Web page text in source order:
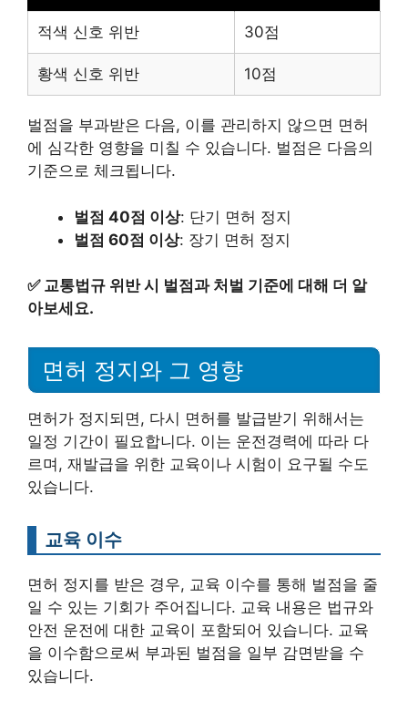
적색 신호 위반 30점
황색 신호 위반 10점
벌점을 부과받은 다음, 이를 관리하지 않으면 면허
에 심각한 영향을 미칠 수 있습니다. 벌점은 다음의
기준으로 체크됩니다.
벌점 40점 이상: 단기 면허 정지
벌점 60점 이상: 장기 면허 정지
✅ 교통법규 위반 시 벌점과 처벌 기준에 대해 더 알
아보세요.
면허 정지와 그 영향
면허가 정지되면, 다시 면허를 발급받기 위해서는
일정 기간이 필요합니다. 이는 운전경력에 따라 다
르며, 재발급을 위한 교육이나 시험이 요구될 수도
있습니다.
교육 이수
면허 정지를 받은 경우, 교육 이수를 통해 벌점을 줄
일 수 있는 기회가 주어집니다. 교육 내용은 법규와
안전 운전에 대한 교육이 포함되어 있습니다. 교육
을 이수함으로써 부과된 벌점을 일부 감면받을 수
있습니다.